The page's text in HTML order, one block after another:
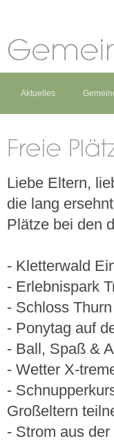
Aktuelles
Liebe Eltern,
die lang
Plätze bei den
- Kletterwald
- Erlebnispark
- Schloss
- Ponytag auf
- Ball, Spaß &
- Wetter X-
-
Großeltern
- Strom aus